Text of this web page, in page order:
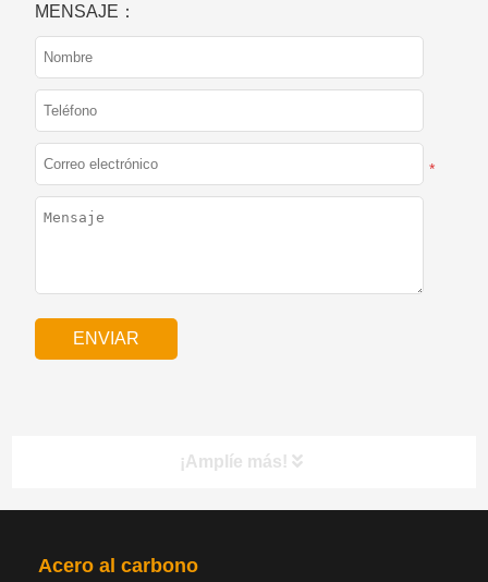
MENSAJE：
*
¡Amplíe más!
PRODUCTOS NAV
Acero al carbono